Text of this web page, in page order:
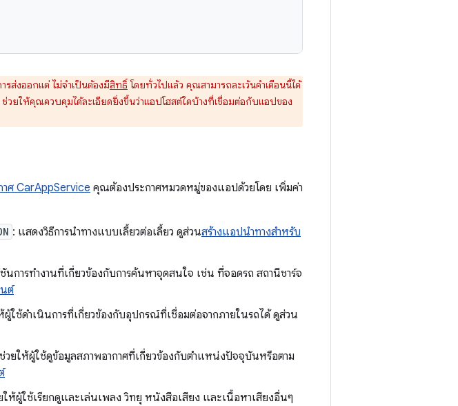
รส่งออกแต่ ไม่จำเป็นต้องมีสิทธิ์ โดยทั่วไปแล้ว คุณสามารถละเว้นคำเตือนนี้ได้
ช่วยให้คุณควบคุมได้ละเอียดยิ่งขึ้นว่าแอปโฮสต์ใดบ้างที่เชื่อมต่อกับแอปของ
าศ CarAppService คุณต้องประกาศหมวดหมู่ของแอปด้วยโดย เพิ่มค่า
: แสดงวิธีการนำทางแบบเลี้ยวต่อเลี้ยว ดูส่วนสร้างแอปนำทางสำหรับ
นการทำงานที่เกี่ยวข้องกับการค้นหาจุดสนใจ เช่น ที่จอดรถ สถานีชาร์จ
ต์
ผู้ใช้ดำเนินการที่เกี่ยวข้องกับอุปกรณ์ที่เชื่อมต่อจากภายในรถได้ ดูส่วน
วยให้ผู้ใช้ดูข้อมูลสภาพอากาศที่เกี่ยวข้องกับตำแหน่งปัจจุบันหรือตาม
ให้ผู้ใช้เรียกดูและเล่นเพลง วิทยุ หนังสือเสียง และเนื้อหาเสียงอื่นๆ